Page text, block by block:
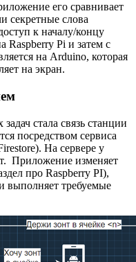
его сравнивает
секретные слова
к началу/концу
Raspberry Pi и затем с
на Arduino, которая
на экран.
стала связь станции
посредством сервиса
На сервере у
Приложение изменяет
про Raspberry PI),
выполняет требуемые